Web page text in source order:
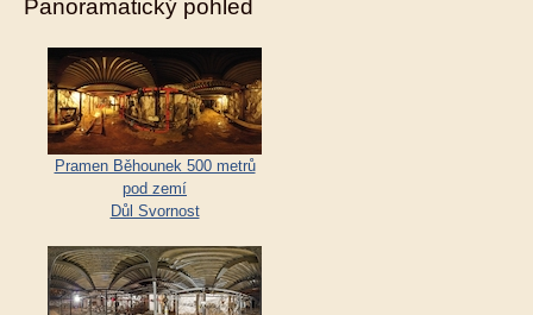
Panoramatický pohled
Pramen Běhounek 500 metrů
pod zemí
Důl Svornost